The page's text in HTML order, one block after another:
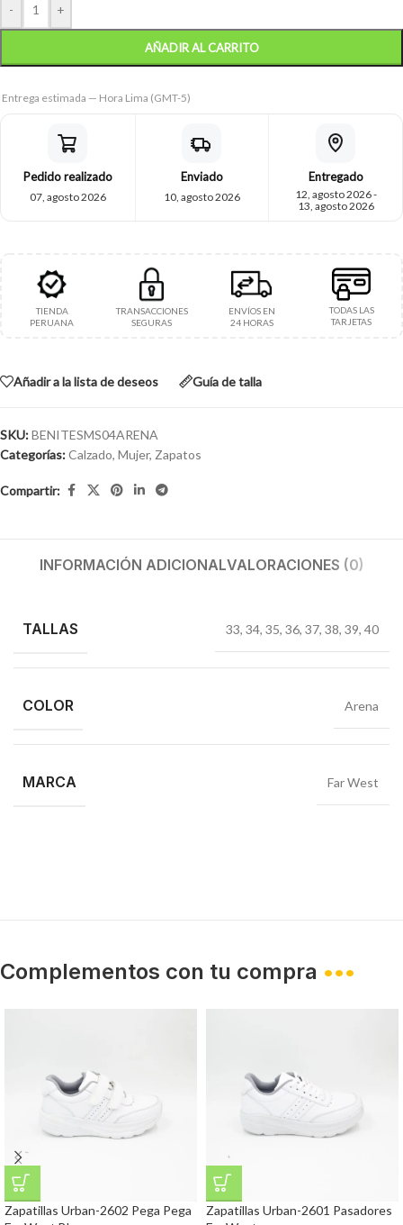
- +
AÑADIR AL CARRITO
Entrega estimada — Hora Lima (GMT-5)
Pedido realizado
07, agosto 2026
Enviado
10, agosto 2026
Entregado
12, agosto 2026 -
13, agosto 2026
TIENDA
PERUANA
TRANSACCIONES
SEGURAS
ENVÍOS EN
24 HORAS
TODAS LAS
TARJETAS
Añadir a la lista de deseos Guía de talla
SKU:BENITESMS04ARENA
Categorías:Calzado, Mujer, Zapatos
Compartir:
INFORMACIÓN ADICIONALVALORACIONES (0)
TALLAS 33, 34, 35, 36, 37, 38, 39, 40
COLOR Arena
MARCA Far West
Complementos con tu compra •••
Zapatillas Urban-2602 Pega Pega
Zapatillas Urban-2601 Pasadores